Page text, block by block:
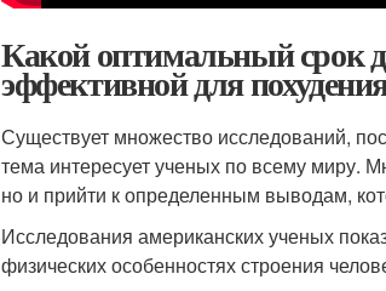
Какой оптимальный срок
эффективной для
Существует множество исследований,
тема интересует ученых по всему миру.
но и прийти к определенным выводам,
Исследования американских ученых
физических особенностях строения